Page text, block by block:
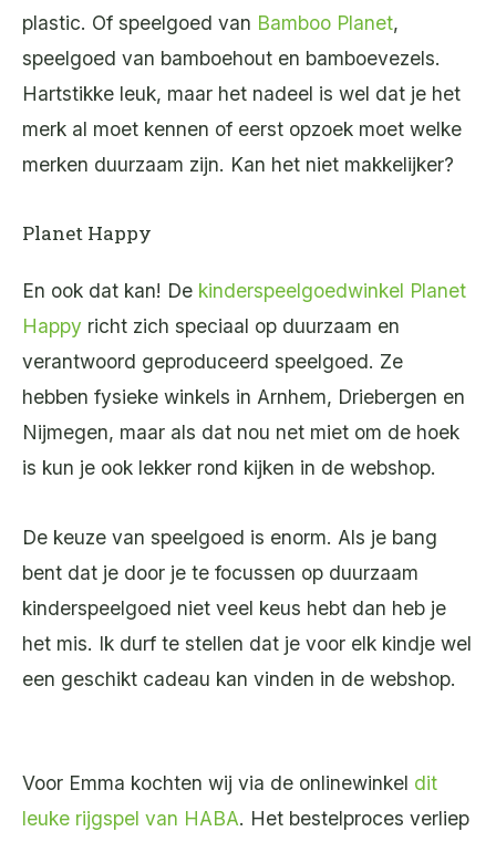
plastic. Of speelgoed van Bamboo Planet,
speelgoed van bamboehout en bamboevezels.
Hartstikke leuk, maar het nadeel is wel dat je het
merk al moet kennen of eerst opzoek moet welke
merken duurzaam zijn. Kan het niet makkelijker?
Planet Happy
En ook dat kan! De kinderspeelgoedwinkel Planet
Happy richt zich speciaal op duurzaam en
verantwoord geproduceerd speelgoed. Ze
hebben fysieke winkels in Arnhem, Driebergen en
Nijmegen, maar als dat nou net miet om de hoek
is kun je ook lekker rond kijken in de webshop.
De keuze van speelgoed is enorm. Als je bang
bent dat je door je te focussen op duurzaam
kinderspeelgoed niet veel keus hebt dan heb je
het mis. Ik durf te stellen dat je voor elk kindje wel
een geschikt cadeau kan vinden in de webshop.
Voor Emma kochten wij via de onlinewinkel dit
leuke rijgspel van HABA. Het bestelproces verliep